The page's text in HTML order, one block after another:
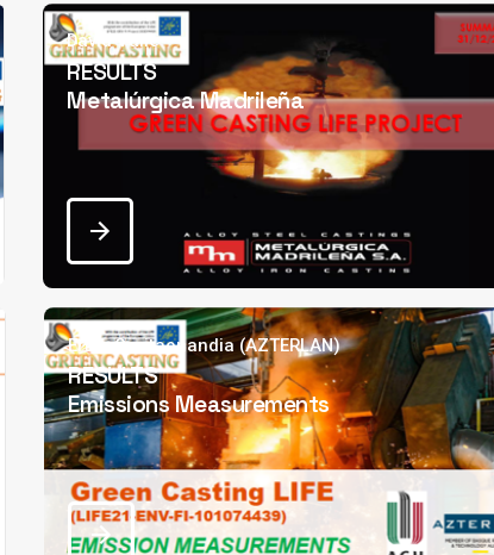
David Valle
RESULTS
Metalúrgica Madrileña
Erika Garitaonandia (AZTERLAN)
RESULTS
Emissions Measurements